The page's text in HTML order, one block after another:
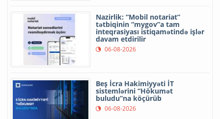
Nazirlik: “Mobil notariat”
tətbiqinin “mygov”a tam
inteqrasiyası istiqamətində işlər
davam etdirilir
06-08-2026
Beş İcra Hakimiyyəti İT
sistemlərini “Hökumət
buludu”na köçürüb
06-08-2026